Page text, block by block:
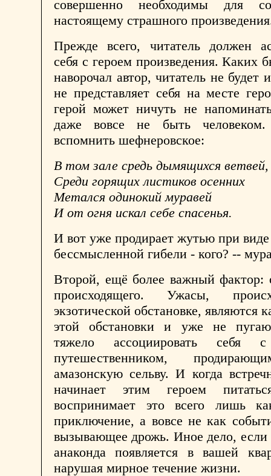
совершенно необходимы для
настоящему страшного
Прежде всего, читатель должен
себя с героем произведения. Каких
наворочал автор, читатель не будет
не представляет себя на месте
герой может ничуть не
даже вовсе не быть человеком.
вспомнить шефнеровское:
В том зале средь дымящихся ветвей,
Среди горящих листиков осенних
Метался одинокий муравей
И от огня искал себе спасенья.
И вот уже продирает жутью при
бессмысленной гибели - кого? --
Второй, ещё более важный фактор:
происходящего. Ужасы,
экзотической обстановке, являются
этой обстановки и уже не
тяжело ассоциировать себя
путешественником,
амазонскую сельву. И когда
начинает этим героем
воспринимает это всего лишь
приключение, а вовсе не как
вызывающее дрожь. Иное дело, если
анаконда появляется в вашей
нарушая мирное течение жизни.